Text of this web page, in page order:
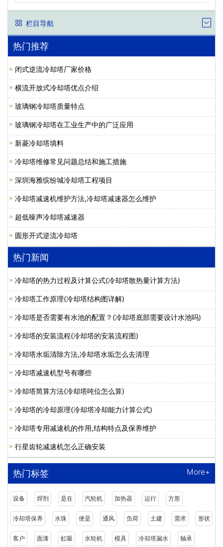
栏目导航
热门推荐
闭式逆流冷却塔厂家价格
横流开放式冷却塔优点介绍
玻璃钢冷却塔质量特点
玻璃钢冷却塔在工业生产中的广泛应用
新菱冷却塔填料
冷却塔维修常见问题总结和施工措施
深圳海雅缤纷城冷却塔工程项目
冷却塔减速机维护方法,冷却塔减速器怎么维护
超低噪声冷却塔减速器
圆形开式逆流冷却塔
热门新闻
冷却塔的热力过程及计算公式(冷却塔散热量计算方法)
冷却塔工作原理(冷却塔结构图详解)
冷却塔是否需要有水池的配置？(冷却塔底部需要设计水池吗)
冷却塔的安装流程(冷却塔的安装流程图)
冷却塔水垢清除方法,冷却塔水垢怎么去清理
冷却塔减速机型号有哪些
冷却塔简算方法(冷却塔吨位怎么算)
冷却塔的冷却原理(冷却塔冷却能力计算公式)
冷却塔专用减速机的作用,结构特点及保养维护
行星齿轮减速机怎么正确安装
热门标签 More+
设备 焊剂 是在 汽轮机 加热器 运行 方形
冷却塔保养 水珠 便是 通风 负荷 土建 需求 形状
客户 面漆 虹吸 水轮机 模具 冷却塔漏水 轴承